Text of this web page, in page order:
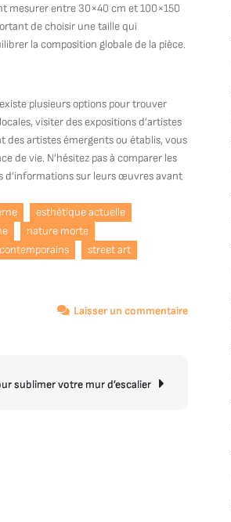
mesurer entre 30×40 cm et 100×150
de choisir une taille qui
la composition globale de la pièce.
plusieurs options pour trouver
visiter des expositions d’artistes
des artistes émergents ou établis, vous
de vie. N’hésitez pas à comparer les
d’informations sur leurs œuvres avant
esthétique actuelle
nature morte
street art
Laisser un commentairesur
sublimer votre mur d’escalier